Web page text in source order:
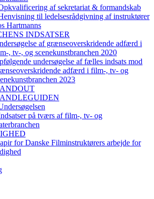
af sekretariat & formandskab
til ledelsesrådgivning af instruktører
Hartmanns
INDSATSER
af grænseoverskridende adfærd i
, tv-, og scenekunstbranchen 2020
undersøgelse af fælles indsats mod
adfærd i film-, tv- og
2023
på tværs af film-, tv- og
for Danske Filminstruktørers arbejde for